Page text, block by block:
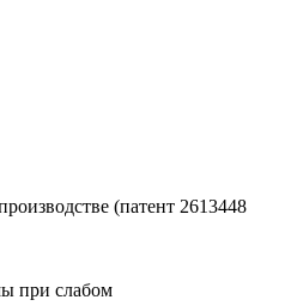
(патент 2613448
при слабом